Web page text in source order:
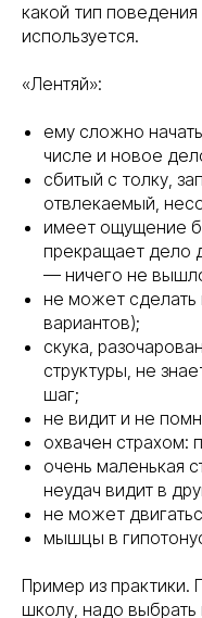
какой тип
используется.
«Лентяй»:
ему сложно
числе и новое
сбитый с толку,
отвлекаемый,
имеет ощущение
прекращает дело
— ничего не
не может
вариантов);
скука,
структуры, не
шаг;
не видит и не
охвачен страхом:
очень маленькая
неудач видит в
не может
мышцы в
Пример из практики.
школу, надо выбрать